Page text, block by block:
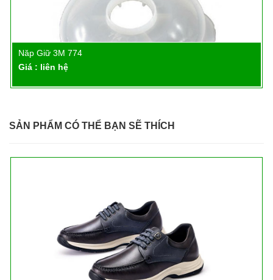
Năp Giữ 3M 774
Giá : liên hệ
SẢN PHẨM CÓ THỂ BẠN SẼ THÍCH